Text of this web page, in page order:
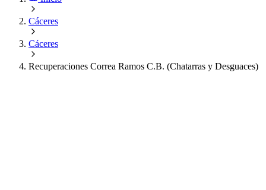
Cáceres
Cáceres
Recuperaciones Correa Ramos C.B. (Chatarras y Desguaces)